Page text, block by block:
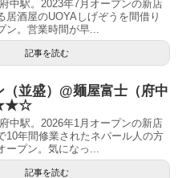
中駅。2023年7月オープンの新店
居酒屋のUOYAしげぞうを間借り
ン。営業時間が早...
記事を読む
（並盛）@麺屋富士（府中
中駅。2026年1月オープンの新店
10年間修業されたネパール人の方
ープン。気になっ...
記事を読む